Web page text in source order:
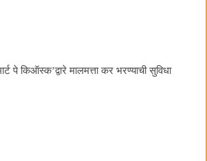
पे किऑस्क‌’द्वारे मालमत्ता कर भरण्याची सुविधा